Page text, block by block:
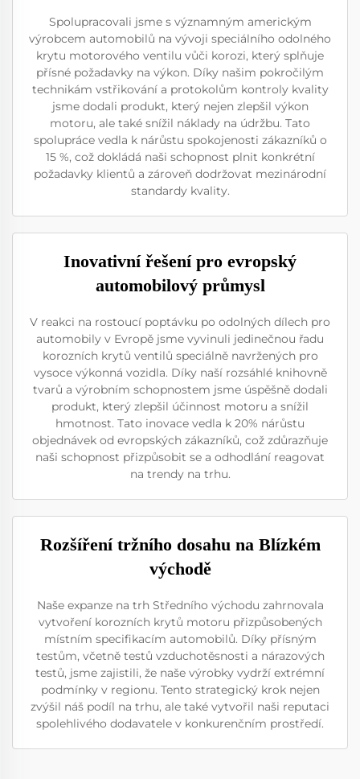
Spolupracovali jsme s významným americkým
výrobcem automobilů na vývoji speciálního odolného
krytu motorového ventilu vůči korozi, který splňuje
přísné požadavky na výkon. Díky našim pokročilým
technikám vstřikování a protokolům kontroly kvality
jsme dodali produkt, který nejen zlepšil výkon
motoru, ale také snížil náklady na údržbu. Tato
spolupráce vedla k nárůstu spokojenosti zákazníků o
15 %, což dokládá naši schopnost plnit konkrétní
požadavky klientů a zároveň dodržovat mezinárodní
standardy kvality.
Inovativní řešení pro evropský
automobilový průmysl
V reakci na rostoucí poptávku po odolných dílech pro
automobily v Evropě jsme vyvinuli jedinečnou řadu
korozních krytů ventilů speciálně navržených pro
vysoce výkonná vozidla. Díky naší rozsáhlé knihovně
tvarů a výrobním schopnostem jsme úspěšně dodali
produkt, který zlepšil účinnost motoru a snížil
hmotnost. Tato inovace vedla k 20% nárůstu
objednávek od evropských zákazníků, což zdůrazňuje
naši schopnost přizpůsobit se a odhodlání reagovat
na trendy na trhu.
Rozšíření tržního dosahu na Blízkém
východě
Naše expanze na trh Středního východu zahrnovala
vytvoření korozních krytů motoru přizpůsobených
místním specifikacím automobilů. Díky přísným
testům, včetně testů vzduchotěsnosti a nárazových
testů, jsme zajistili, že naše výrobky vydrží extrémní
podmínky v regionu. Tento strategický krok nejen
zvýšil náš podíl na trhu, ale také vytvořil naši reputaci
spolehlivého dodavatele v konkurenčním prostředí.